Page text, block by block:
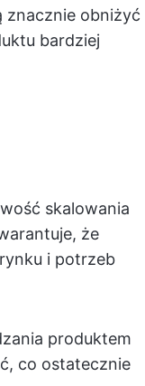
znacznie obniżyć
bardziej
skalowania
że
i potrzeb
produktem
co ostatecznie